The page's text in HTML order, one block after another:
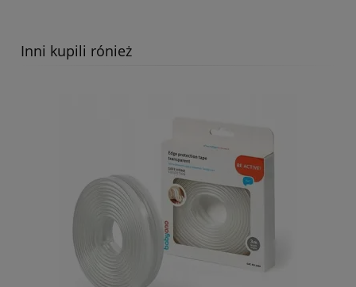
Inni kupili rónież